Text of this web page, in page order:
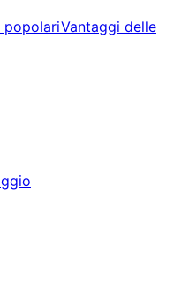
popolariVantaggi delle